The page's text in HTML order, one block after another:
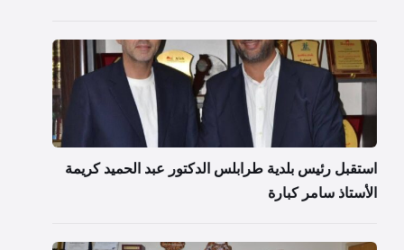
استقبل رئيس بلدية طرابلس الدكتور عبد الحميد كريمة
الأستاذ سامر كبارة